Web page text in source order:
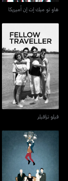
هاو تو ميك إت إن أميريكا
فيلو ترافيلر
فيلو ترافيلر
ذا ليجور كلاس